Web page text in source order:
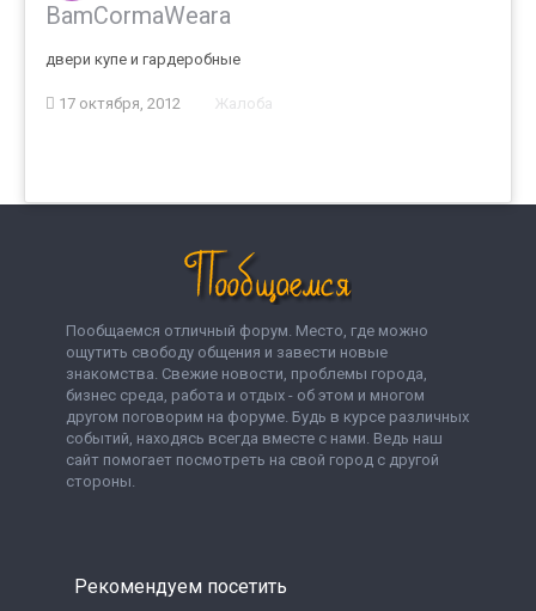
BamCormaWeara
двери купе и гардеробные
17 октября, 2012 Жалоба
Пообщаемся отличный форум. Место, где можно
ощутить свободу общения и завести новые
знакомства. Свежие новости, проблемы города,
бизнес среда, работа и отдых - об этом и многом
другом поговорим на форуме. Будь в курсе различных
событий, находясь всегда вместе с нами. Ведь наш
сайт помогает посмотреть на свой город с другой
стороны.
Рекомендуем посетить